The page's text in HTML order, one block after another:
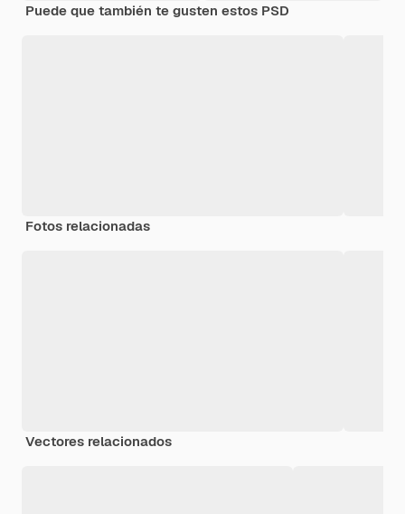
Puede que también te gusten estos PSD
Fotos relacionadas
Vectores relacionados